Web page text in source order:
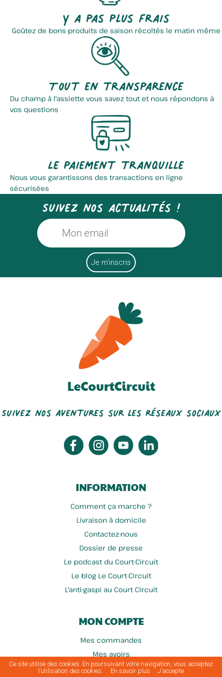
Y a pas plus frais
Goûtez de bons produits de saison récoltés le matin même
Tout en transparence
Du champ à l'assiette vous savez tout et nous répondons à
vos questions
Le paiement tranquille
Nous vous garantissons des transactions en ligne
sécurisées
Suivez nos actualités !
LeCourtCircuit
Suivez nos aventures sur les réseaux sociaux
INFORMATION
Comment ça marche ?
Livraison à domicile
Contactez-nous
Dossier de presse
Le podcast du Court-Circuit
Le blog Le Court-Circuit
L'anti-gaspi au Court Circuit
MON COMPTE
Mes commandes
Mes avoirs
Mes informations personnelles
Ce site utilise des cookies. En poursuivant votre navigation, vous acceptez
l’utilisation des cookies.
En savoir plus J’accepte